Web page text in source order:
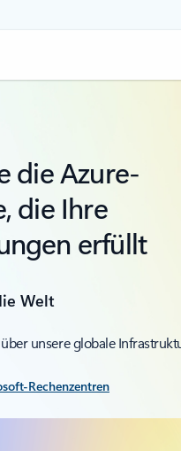
die Azure-
die Ihre
erfüllt
Welt
unsere globale
Rechenzentren